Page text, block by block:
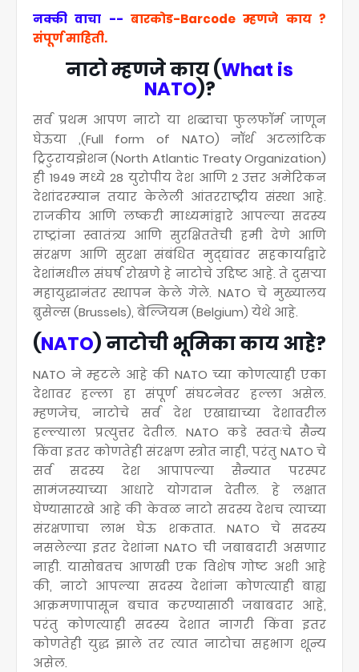
नक्की वाचा -- बारकोड-Barcode म्हणजे काय ?
संपूर्ण माहिती.
नाटो म्हणजे काय (What is
NATO)?
सर्व प्रथम आपण नाटो या शब्दाचा फुलफॉर्म जाणून
घेऊया ,(Full form of NATO) नॉर्थ अटलांटिक
ट्रिटुरायझेशन (North Atlantic Treaty Organization)
ही 1949 मध्ये 28 युरोपीय देश आणि 2 उत्तर अमेरिकन
देशांदरम्यान तयार केलेली आंतरराष्ट्रीय संस्था आहे.
राजकीय आणि लष्करी माध्यमांद्वारे आपल्या सदस्य
राष्ट्रांना स्वातंत्र्य आणि सुरक्षिततेची हमी देणे आणि
संरक्षण आणि सुरक्षा संबंधित मुद्द्यांवर सहकार्याद्वारे
देशांमधील संघर्ष रोखणे हे नाटोचे उद्दिष्ट आहे. ते दुसऱ्या
महायुद्धानंतर स्थापन केले गेले. NATO चे मुख्यालय
ब्रुसेल्स (Brussels), बेल्जियम (Belgium) येथे आहे.
(NATO) नाटोची भूमिका काय आहे?
NATO ने म्हटले आहे की NATO च्या कोणत्याही एका
देशावर हल्ला हा संपूर्ण संघटनेवर हल्ला असेल.
म्हणजेच, नाटोचे सर्व देश एखाद्याच्या देशावरील
हल्ल्याला प्रत्युत्तर देतील. NATO कडे स्वतःचे सैन्य
किंवा इतर कोणतेही संरक्षण स्त्रोत नाही, परंतु NATO चे
सर्व सदस्य देश आपापल्या सैन्यात परस्पर
सामंजस्याच्या आधारे योगदान देतील. हे लक्षात
घेण्यासारखे आहे की केवळ नाटो सदस्य देशच त्याच्या
संरक्षणाचा लाभ घेऊ शकतात. NATO चे सदस्य
नसलेल्या इतर देशांना NATO ची जबाबदारी असणार
नाही. यासोबतच आणखी एक विशेष गोष्ट अशी आहे
की, नाटो आपल्या सदस्य देशांना कोणत्याही बाह्य
आक्रमणापासून बचाव करण्यासाठी जबाबदार आहे,
परंतु कोणत्याही सदस्य देशात नागरी किंवा इतर
कोणतेही युद्ध झाले तर त्यात नाटोचा सहभाग शून्य
असेल.